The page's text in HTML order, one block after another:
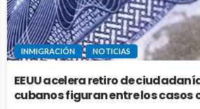
INMIGRACIÓN NOTICIAS
EEUU acelera retiro de
cubanos figuran entre los casos